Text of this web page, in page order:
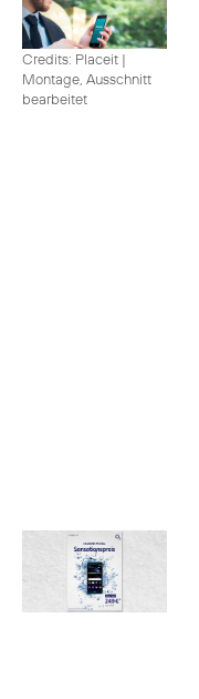
Credits: Placeit |
Montage, Ausschnitt
bearbeitet